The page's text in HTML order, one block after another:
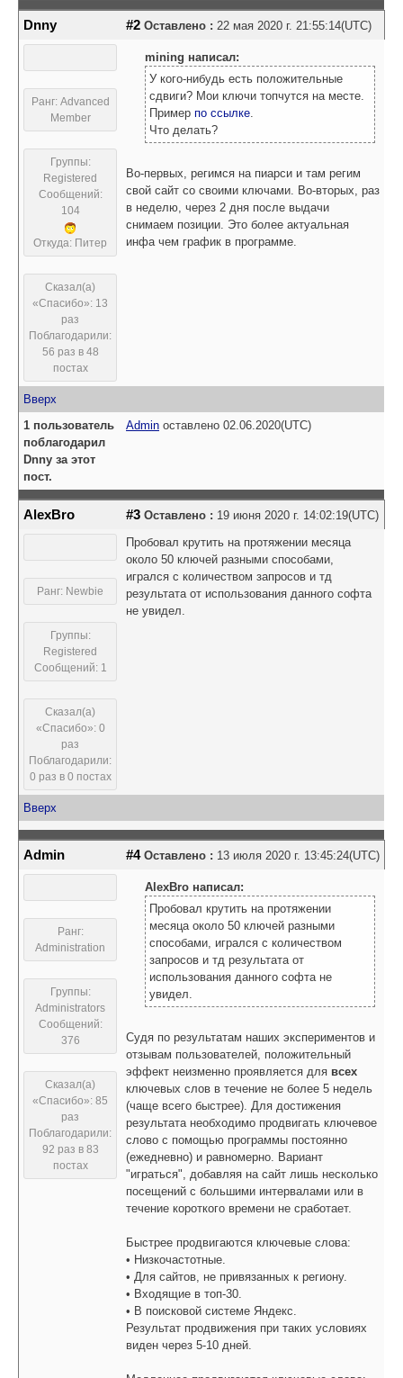
Dnny #2 Оставлено : 22 мая 2020 г. 21:55:14(UTC)
Ранг: Advanced
Member
Группы:
Registered
Сообщений:
104
Откуда: Питер
Сказал(а)
«Спасибо»: 13
раз
Поблагодарили:
56 раз в 48
постах
mining написал:
У кого-нибудь есть положительные
сдвиги? Мои ключи топчутся на месте.
Пример по ссылке.
Что делать?
Во-первых, регимся на пиарси и там регим
свой сайт со своими ключами. Во-вторых, раз
в неделю, через 2 дня после выдачи
снимаем позиции. Это более актуальная
инфа чем график в программе.
Вверх
1 пользователь
поблагодарил
Dnny за этот
пост.
Admin оставлено 02.06.2020(UTC)
AlexBro #3 Оставлено : 19 июня 2020 г. 14:02:19(UTC)
Ранг: Newbie
Группы:
Registered
Сообщений: 1
Сказал(а)
«Спасибо»: 0
раз
Поблагодарили:
0 раз в 0 постах
Пробовал крутить на протяжении месяца
около 50 ключей разными способами,
игрался с количеством запросов и тд
результата от использования данного софта
не увидел.
Вверх
Admin #4Оставлено : 13 июля 2020 г. 13:45:24(UTC)
Ранг:
Administration
Группы:
Administrators
Сообщений:
376
Сказал(а)
«Спасибо»: 85
раз
Поблагодарили:
92 раз в 83
постах
AlexBro написал:
Пробовал крутить на протяжении
месяца около 50 ключей разными
способами, игрался с количеством
запросов и тд результата от
использования данного софта не
увидел.
Судя по результатам наших экспериментов и
отзывам пользователей, положительный
эффект неизменно проявляется для всех
ключевых слов в течение не более 5 недель
(чаще всего быстрее). Для достижения
результата необходимо продвигать ключевое
слово с помощью программы постоянно
(ежедневно) и равномерно. Вариант
"играться", добавляя на сайт лишь несколько
посещений с большими интервалами или в
течение короткого времени не сработает.
Быстрее продвигаются ключевые слова:
• Низкочастотные.
• Для сайтов, не привязанных к региону.
• Входящие в топ-30.
• В поисковой системе Яндекс.
Результат продвижения при таких условиях
виден через 5-10 дней.